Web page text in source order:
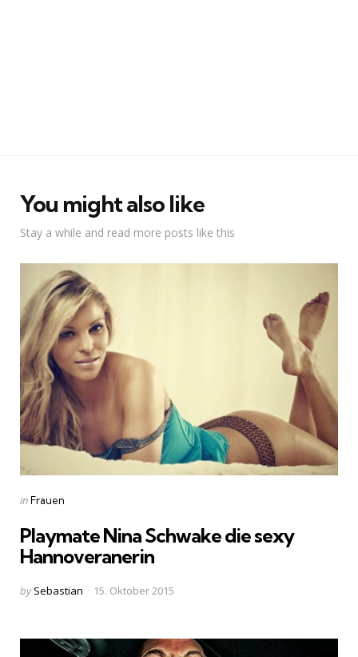
You might also like
Stay a while and read more posts like this
Categories
Posted
inFrauen
Playmate Nina Schwake die sexy
Hannoveranerin
Posted
by Sebastian 15. Oktober 2015